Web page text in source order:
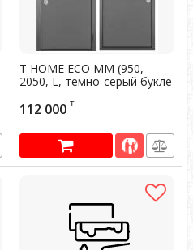
T HOME ECO MM (950,
2050, L, темно-серый букле
графит, -,темно-серый
букле графит, -, хром,
112 000 ₸